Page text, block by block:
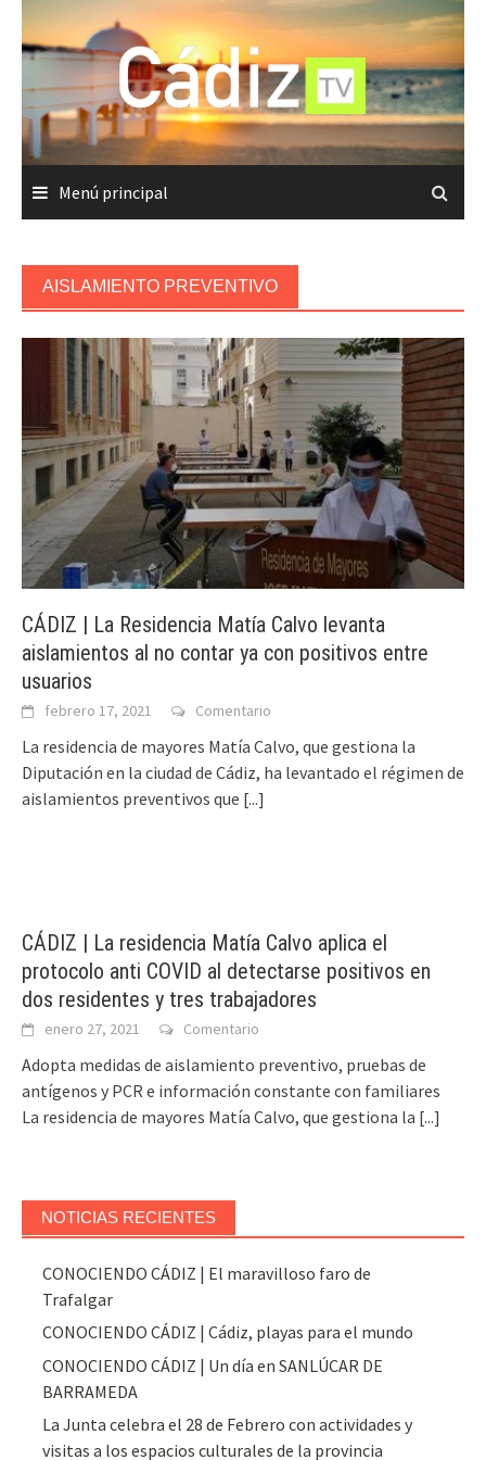
contenido
Menú principal
AISLAMIENTO PREVENTIVO
CÁDIZ | La Residencia Matía Calvo levanta
aislamientos al no contar ya con positivos entre
usuarios
febrero 17, 2021 Comentario
La residencia de mayores Matía Calvo, que gestiona la
Diputación en la ciudad de Cádiz, ha levantado el régimen de
aislamientos preventivos que [...]
CÁDIZ | La residencia Matía Calvo aplica el
protocolo anti COVID al detectarse positivos en
dos residentes y tres trabajadores
enero 27, 2021 Comentario
Adopta medidas de aislamiento preventivo, pruebas de
antígenos y PCR e información constante con familiares
La residencia de mayores Matía Calvo, que gestiona la [...]
NOTICIAS RECIENTES
CONOCIENDO CÁDIZ | El maravilloso faro de
Trafalgar
CONOCIENDO CÁDIZ | Cádiz, playas para el mundo
CONOCIENDO CÁDIZ | Un día en SANLÚCAR DE
BARRAMEDA
La Junta celebra el 28 de Febrero con actividades y
visitas a los espacios culturales de la provincia